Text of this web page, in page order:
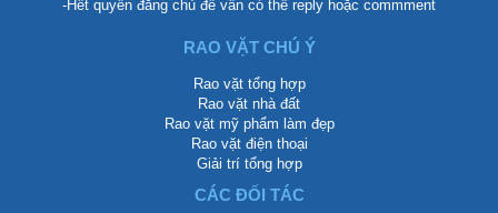
-Hết quyền đăng chủ để vẫn có thể reply hoặc commment
RAO VẶT CHÚ Ý
Rao vặt tổng hợp
Rao vặt nhà đất
Rao vặt mỹ phẩm làm đẹp
Rao vặt điện thoại
Giải trí tổng hợp
CÁC ĐỐI TÁC